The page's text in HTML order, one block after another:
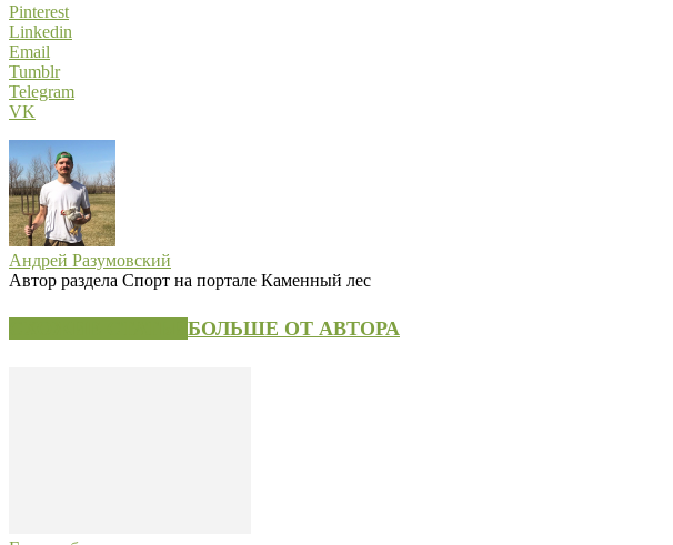
Pinterest
Linkedin
Email
Tumblr
Telegram
VK
Андрей Разумовский
Автор раздела Спорт на портале Каменный лес
БОЛЬШЕ ОТ АВТОРА